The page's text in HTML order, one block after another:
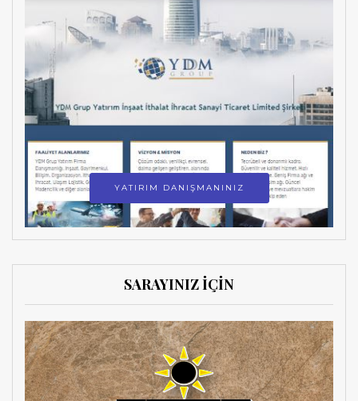
YATIRIM DANIŞMANINIZ
SARAYINIZ İÇİN